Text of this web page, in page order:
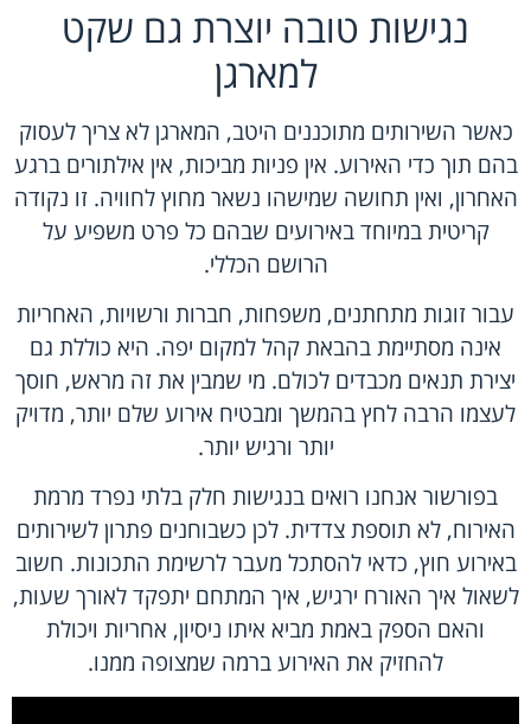
נגישות טובה יוצרת גם שקט
למארגן
כאשר השירותים מתוכננים היטב, המארגן לא צריך לעסוק
בהם תוך כדי האירוע. אין פניות מביכות, אין אילתורים ברגע
האחרון, ואין תחושה שמישהו נשאר מחוץ לחוויה. זו נקודה
קריטית במיוחד באירועים שבהם כל פרט משפיע על
הרושם הכללי.
עבור זוגות מתחתנים, משפחות, חברות ורשויות, האחריות
אינה מסתיימת בהבאת קהל למקום יפה. היא כוללת גם
יצירת תנאים מכבדים לכולם. מי שמבין את זה מראש, חוסך
לעצמו הרבה לחץ בהמשך ומבטיח אירוע שלם יותר, מדויק
יותר ורגיש יותר.
בפורשור אנחנו רואים בנגישות חלק בלתי נפרד מרמת
האירוח, לא תוספת צדדית. לכן כשבוחנים פתרון לשירותים
באירוע חוץ, כדאי להסתכל מעבר לרשימת התכונות. חשוב
לשאול איך האורח ירגיש, איך המתחם יתפקד לאורך שעות,
והאם הספק באמת מביא איתו ניסיון, אחריות ויכולת
להחזיק את האירוע ברמה שמצופה ממנו.